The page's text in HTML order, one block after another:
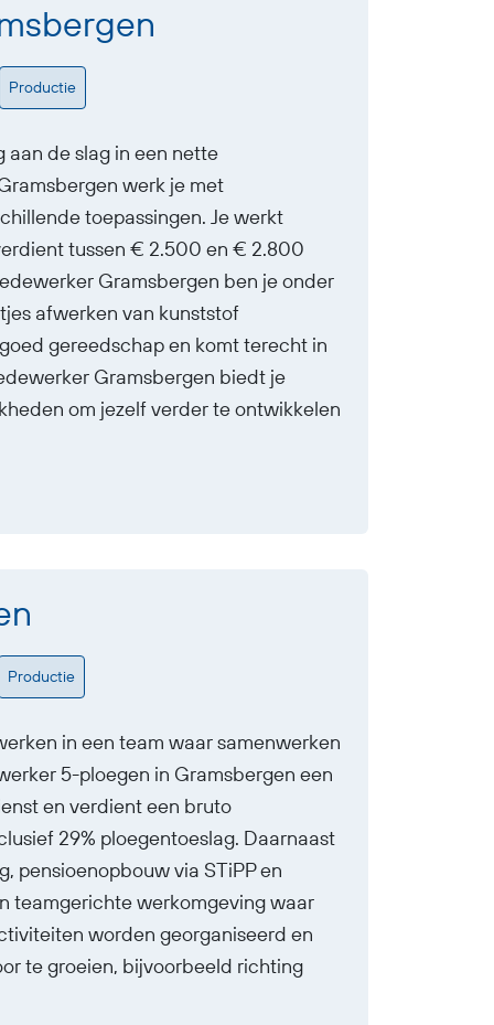
Productie
aan de slag in een nette
werk je met
toepassingen. Je werkt
tussen € 2.500 en € 2.800
Gramsbergen ben je onder
afwerken van kunststof
gereedschap en komt terecht in
Gramsbergen biedt je
om jezelf verder te ontwikkelen
Productie
in een team waar samenwerken
5-ploegen in Gramsbergen een
en verdient een bruto
29% ploegentoeslag. Daarnaast
pensioenopbouw via STiPP en
teamgerichte werkomgeving waar
worden georganiseerd en
te groeien, bijvoorbeeld richting